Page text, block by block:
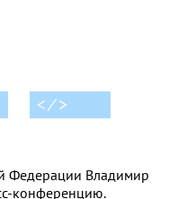
< ⁄ >
Федерации Владимир
конференцию.